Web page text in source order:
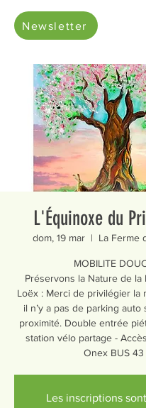
Newsletter
L'Équinoxe du
dom, 19 mar
  |
La Ferme
MOBILITE
Préservons la Nature de la
Loëx : Merci de privilégier la
il n’y a pas de parking auto
proximité. Double entrée
station vélo partage -
Onex BUS 43
Les inscriptions